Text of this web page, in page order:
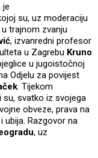
je
su, uz moderaciju
trajnom zvanju
, izvanredni profesor
u Zagrebu Kruno
u jugoistočnoj
Odjelu za povijest
. Tijekom
svatko iz svojega
obveze, prava na
ubija. Razgovor na
, uz